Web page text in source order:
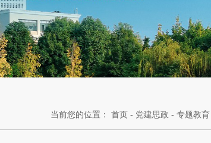
当前您的位置： 首页 - 党建思政 - 专题教育